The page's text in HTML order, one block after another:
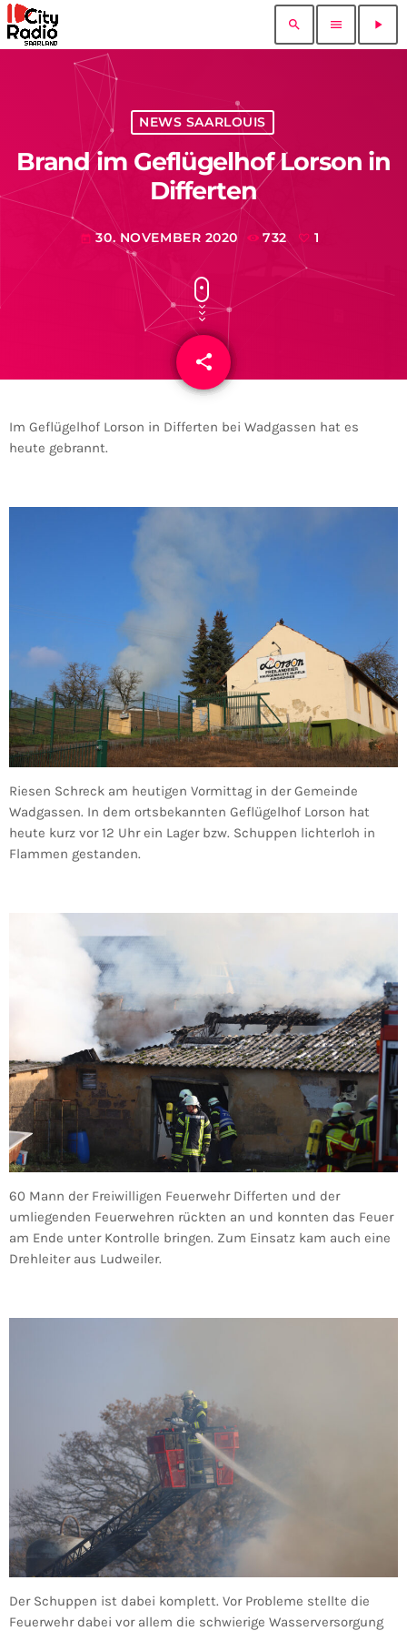
search menu play_arrow
NEWS SAARLOUIS
Brand im Geflügelhof Lorson in
Differten
today 30. NOVEMBER 2020 732 1
share
email
Im Geflügelhof Lorson in Differten bei Wadgassen hat es
heute gebrannt.
Riesen Schreck am heutigen Vormittag in der Gemeinde
Wadgassen. In dem ortsbekannten Geflügelhof Lorson hat
heute kurz vor 12 Uhr ein Lager bzw. Schuppen lichterloh in
Flammen gestanden.
60 Mann der Freiwilligen Feuerwehr Differten und der
umliegenden Feuerwehren rückten an und konnten das Feuer
am Ende unter Kontrolle bringen. Zum Einsatz kam auch eine
Drehleiter aus Ludweiler.
Der Schuppen ist dabei komplett. Vor Probleme stellte die
Feuerwehr dabei vor allem die schwierige Wasserversorgung